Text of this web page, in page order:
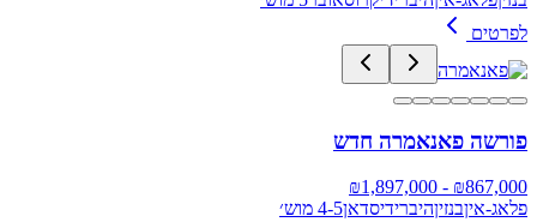
לפרטים
פורשה פאנאמרה חדש
₪867,000
- ₪
1,897,000
פלאג-איןבנזיןהיברידיסדאן4-5 מוש׳